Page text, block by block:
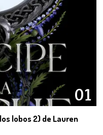
01
lobos 2) de Lauren